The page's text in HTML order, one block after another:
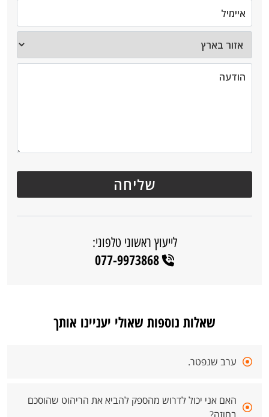
לייעוץ ראשוני טלפוני:
077-9973868
שאלות נוספות שאולי יעניינו אותך
ערב שנפטר.
האם אני יכול לדרוש מהספק להביא את הריהוט שהוסכם